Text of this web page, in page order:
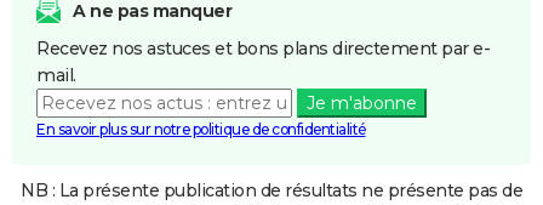
A ne pas manquer
Recevez nos astuces et bons plans directement par e-
mail.
Je m'abonne
En savoir plus sur notre politique de confidentialité
NB : La présente publication de résultats ne présente pas de